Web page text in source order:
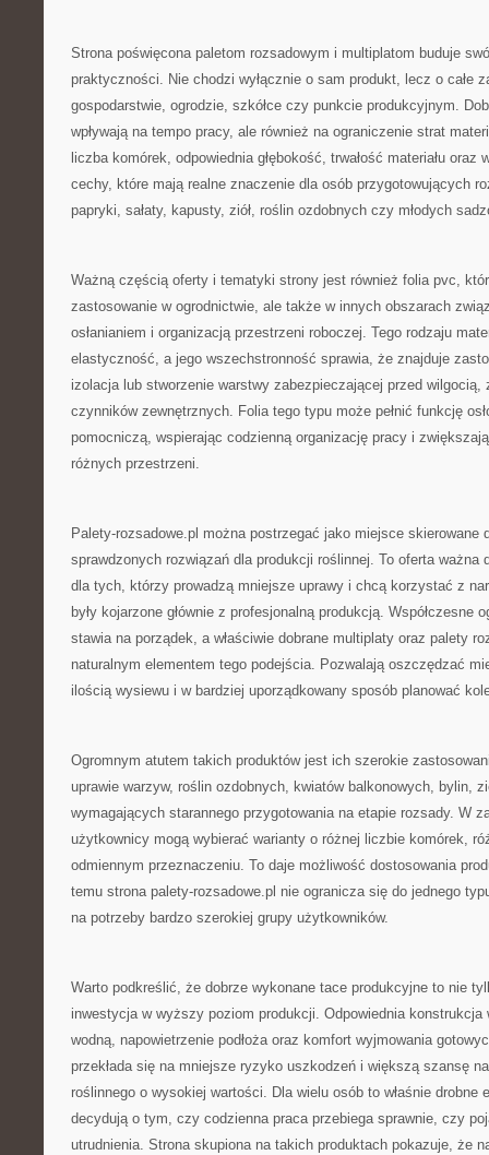
Strona poświęcona paletom rozsadowym i multiplatom buduje
praktyczności. Nie chodzi wyłącznie o sam produkt, lecz o całe
gospodarstwie, ogrodzie, szkółce czy punkcie produkcyjnym.
wpływają na tempo pracy, ale również na ograniczenie strat
liczba komórek, odpowiednia głębokość, trwałość materiału oraz
cechy, które mają realne znaczenie dla osób przygotowujących
papryki, sałaty, kapusty, ziół, roślin ozdobnych czy młodych
Ważną częścią oferty i tematyki strony jest również folia pvc,
zastosowanie w ogrodnictwie, ale także w innych obszarach
osłanianiem i organizacją przestrzeni roboczej. Tego rodzaju
elastyczność, a jego wszechstronność sprawia, że znajduje
izolacja lub stworzenie warstwy zabezpieczającej przed wilgocią,
czynników zewnętrznych. Folia tego typu może pełnić funkcję
pomocniczą, wspierając codzienną organizację pracy i
różnych przestrzeni.
Palety-rozsadowe.pl można postrzegać jako miejsce skierowane
sprawdzonych rozwiązań dla produkcji roślinnej. To oferta ważna
dla tych, którzy prowadzą mniejsze uprawy i chcą korzystać z
były kojarzone głównie z profesjonalną produkcją. Współczesne
stawia na porządek, a właściwie dobrane multiplaty oraz palety
naturalnym elementem tego podejścia. Pozwalają oszczędzać
ilością wysiewu i w bardziej uporządkowany sposób planować
Ogromnym atutem takich produktów jest ich szerokie
uprawie warzyw, roślin ozdobnych, kwiatów balkonowych, bylin,
wymagających starannego przygotowania na etapie rozsady. W
użytkownicy mogą wybierać warianty o różnej liczbie komórek,
odmiennym przeznaczeniu. To daje możliwość dostosowania
temu strona palety-rozsadowe.pl nie ogranicza się do jednego
na potrzeby bardzo szerokiej grupy użytkowników.
Warto podkreślić, że dobrze wykonane tace produkcyjne to nie
inwestycja w wyższy poziom produkcji. Odpowiednia konstrukcja
wodną, napowietrzenie podłoża oraz komfort wyjmowania
przekłada się na mniejsze ryzyko uszkodzeń i większą szansę
roślinnego o wysokiej wartości. Dla wielu osób to właśnie drobne
decydują o tym, czy codzienna praca przebiega sprawnie, czy
utrudnienia. Strona skupiona na takich produktach pokazuje, że